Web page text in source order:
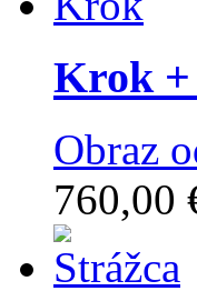
Krok
Obraz
760,00